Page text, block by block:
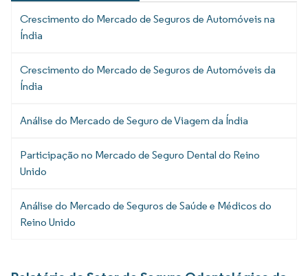
Crescimento do Mercado de Seguros de Automóveis na
Índia
Crescimento do Mercado de Seguros de Automóveis da
Índia
Análise do Mercado de Seguro de Viagem da Índia
Participação no Mercado de Seguro Dental do Reino
Unido
Análise do Mercado de Seguros de Saúde e Médicos do
Reino Unido